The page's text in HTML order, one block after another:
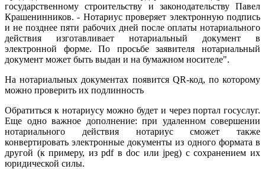
государственному строительству и законодательству Павел
Крашенинников. - Нотариус проверяет электронную подпись
и не позднее пяти рабочих дней после оплаты нотариального
действия изготавливает нотариальный документ в
электронной форме. По просьбе заявителя нотариальный
документ может быть выдан и на бумажном носителе".
На нотариальных документах появится QR-код, по которому
можно проверить их подлинность
Обратиться к нотариусу можно будет и через портал госуслуг.
Еще одно важное дополнение: при удаленном совершении
нотариального действия нотариус сможет также
конвертировать электронные документы из одного формата в
другой (к примеру, из pdf в doc или jpeg) с сохранением их
юридической силы.